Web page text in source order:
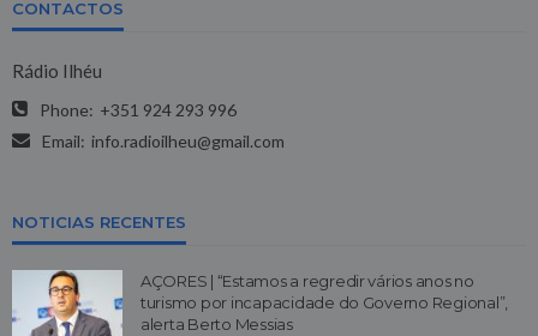
CONTACTOS
Rádio Ilhéu
Phone: +351 924 293 996
Email: info.radioilheu@gmail.com
NOTICIAS RECENTES
AÇORES | “Estamos a regredir vários anos no
turismo por incapacidade do Governo Regional”,
alerta Berto Messias